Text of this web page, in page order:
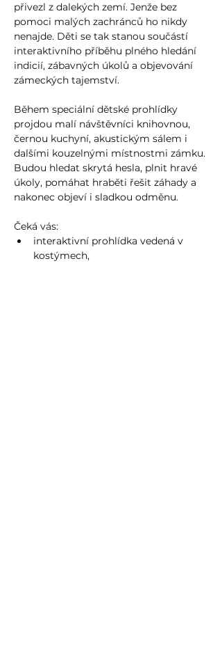
přivezl z dalekých zemí. Jenže bez
pomoci malých zachránců ho nikdy
nenajde. Děti se tak stanou součástí
interaktivního příběhu plného hledání
indicií, zábavných úkolů a objevování
zámeckých tajemství.
Během speciální dětské prohlídky
projdou malí návštěvníci knihovnou,
černou kuchyní, akustickým sálem i
dalšími kouzelnými místnostmi zámku.
Budou hledat skrytá hesla, plnit hravé
úkoly, pomáhat hraběti řešit záhady a
nakonec objeví i sladkou odměnu.
Čeká vás:
interaktivní prohlídka vedená v
kostýmech,